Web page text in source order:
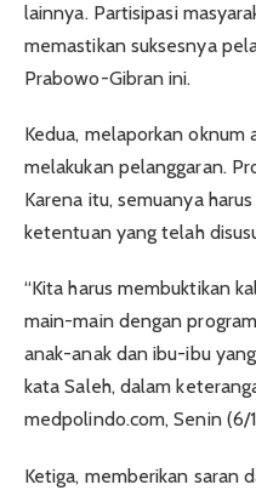
lainnya. Partisipasi
memastikan suksesnya
Prabowo-Gibran ini.
Kedua, melaporkan oknum
melakukan pelanggaran.
Karena itu, semuanya
ketentuan yang telah
“Kita harus membuktikan
main-main dengan
anak-anak dan ibu-ibu
kata Saleh, dalam
medpolindo.com, Senin (6/
Ketiga, memberikan saran